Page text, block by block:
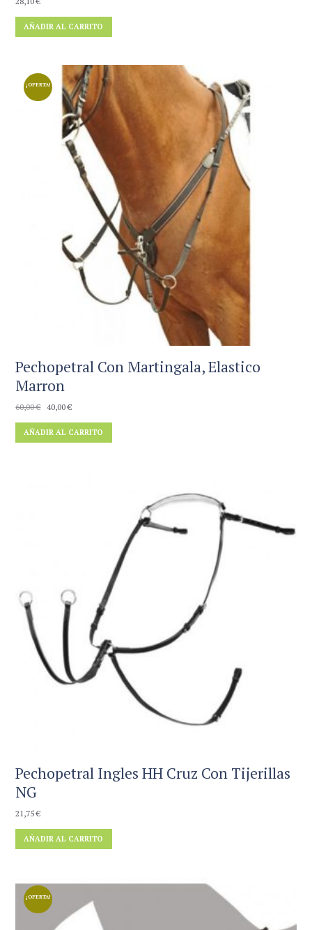
AÑADIR AL CARRITO
¡OFERTA!
Pechopetral Con Martingala, Elastico
Marron
60,00€ El
precio
original
40,00€El
precio
actual
AÑADIR AL CARRITO
Pechopetral Ingles HH Cruz Con Tijerillas
NG
21,75€
AÑADIR AL CARRITO
¡OFERTA!